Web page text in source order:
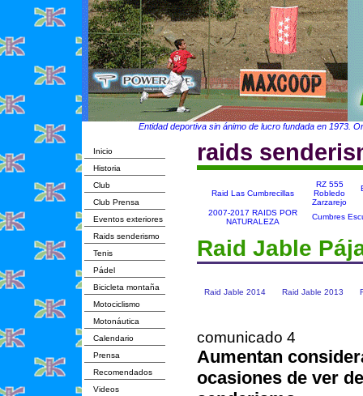
Entidad deportiva sin ánimo de lucro fundada en 1973.
Inicio
Historia
Club
Club Prensa
Eventos exteriores
Raids senderismo
Tenis
Pádel
Bicicleta montaña
Motociclismo
Motonáutica
Calendario
Prensa
Recomendados
Videos
raids
Raid Las Cumbrecillas
RZ 555
Robledo
Zarzarejo
2007-2017 RAIDS POR
NATURALEZA
Cumbres
Raid Jable
Raid Jable 2014 Raid Jable 2013
comunicado 4
Aumentan
ocasiones de ver